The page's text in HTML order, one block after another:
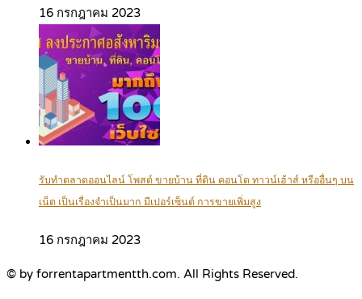
16 กรกฎาคม 2023
รับทำตลาดออนไลน์ โพสต์ ขายบ้าน ที่ดิน คอนโด ทาวน์เฮ้าส์ หรืออื่นๆ บน
เน็ต เป็นเรื่องจำเป็นมาก มีเปอร์เซ็นต์ การขายเพิ่มสูง
16 กรกฎาคม 2023
© by forrentapartmentth.com. All Rights Reserved.